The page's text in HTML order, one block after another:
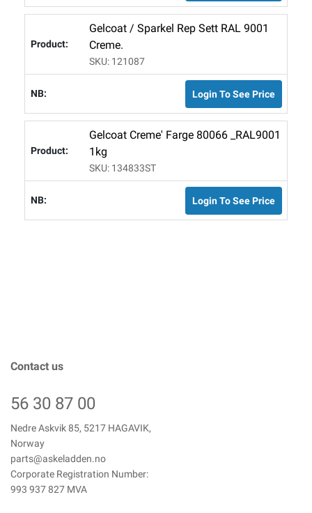
Gelcoat / Sparkel Rep Sett RAL 9001
Creme.
SKU: 121087
Login To See Price
Gelcoat Creme' Farge 80066 _RAL9001
1kg
SKU: 134833ST
Login To See Price
Contact us
56 30 87 00
Nedre Askvik 85, 5217 HAGAVIK,
Norway
parts@askeladden.no
Corporate Registration Number:
993 937 827 MVA